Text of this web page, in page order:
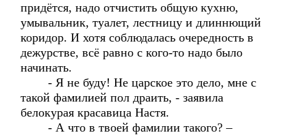
придётся, надо отчистить общую кухню,
умывальник, туалет, лестницу и длиннющий
коридор. И хотя соблюдалась очередность в
дежурстве, всё равно с кого-то надо было
начинать.
- Я не буду! Не царское это дело, мне с
такой фамилией пол драить, - заявила
белокурая красавица Настя.
- А что в твоей фамилии такого? –